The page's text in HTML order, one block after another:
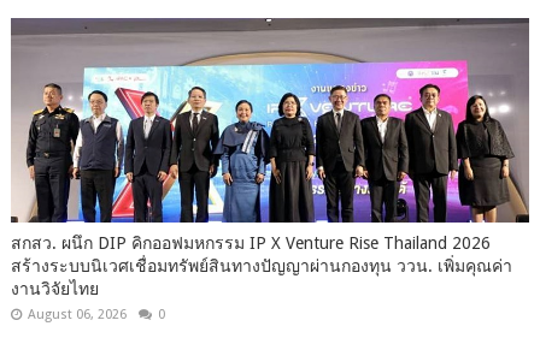
สกสว. ผนึก DIP คิกออฟมหกรรม IP X Venture Rise Thailand 2026
สร้างระบบนิเวศเชื่อมทรัพย์สินทางปัญญาผ่านกองทุน ววน. เพิ่มคุณค่า
งานวิจัยไทย
August 06, 2026 0